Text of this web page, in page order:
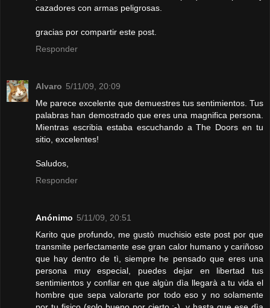
cazadores con armas peligrosas.
gracias por compartir este post.
Responder
Alvaro 5/11/09, 20:09
Me parece excelente que demuestres tus sentimientos. Tus
palabras han demostrado que eres una magnifica persona.
Mientras escribia estaba escuchando a The Doors en tu
sitio, excelentes!
Saludos,
Responder
Anónimo 5/11/09, 20:51
Karito que profundo, me gustò muchisio este post por que
transmite perfectamente ese gran calor humano y cariñoso
que hay dentro de tì, siempre he pensado que eres una
persona muy especial, puedes dejar en libertad tus
sentimientos y confiar en que algùn dìa llegarà a tu vida el
hombre que sepa valorarte por todo eso y no solamente